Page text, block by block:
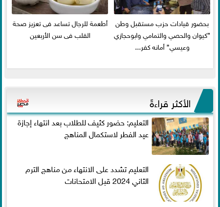
بحضور قيادات حزب مستقبل وطن
”كيوان والحصي والتمامي وابوحجازي
وعيسي” أمانه كفر...
أطعمة للرجال تساعد فى تعزيز صحة
القلب فى سن الأربعين
الأكثر قراءةً
التعليم: حضور كثيف للطلاب بعد انتهاء إجازة
عيد الفطر لاستكمال المناهج
التعليم تشدد على الانتهاء من مناهج الترم
الثاني 2024 قبل الامتحانات